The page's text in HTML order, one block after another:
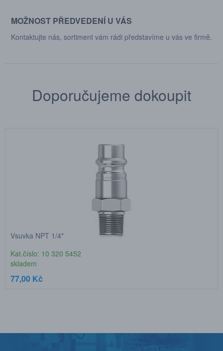
MOŽNOST PŘEDVEDENÍ U VÁS
Kontaktujte nás, sortiment vám rádi představíme u vás ve firmě.
Doporučujeme dokoupit
Vsuvka NPT 1/4"
Kat.číslo: 10 320 5452
skladem
77,00 Kč